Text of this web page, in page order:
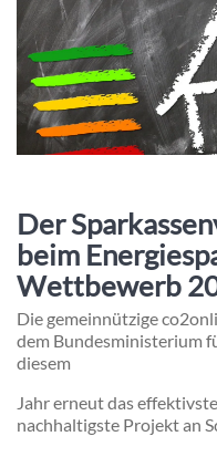
Der
beim
Wettbewerb
Die gemeinnützige
dem Bundesministerium
diesem
Jahr erneut das
nachhaltigste Projekt an